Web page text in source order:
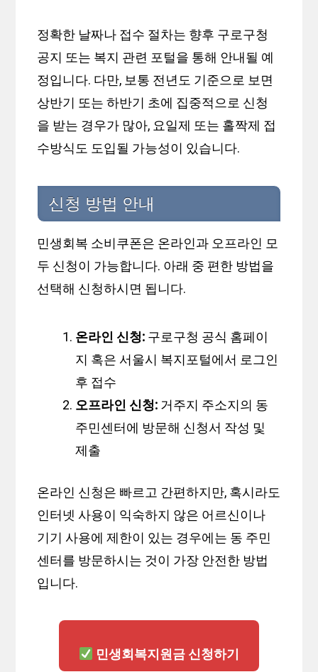
정확한 날짜나 접수 절차는 향후 구로구청
공지 또는 복지 관련 포털을 통해 안내될 예
정입니다. 다만, 보통 전년도 기준으로 보면
상반기 또는 하반기 초에 집중적으로 신청
을 받는 경우가 많아, 요일제 또는 홀짝제 접
수방식도 도입될 가능성이 있습니다.
신청 방법 안내
민생회복 소비쿠폰은 온라인과 오프라인 모
두 신청이 가능합니다. 아래 중 편한 방법을
선택해 신청하시면 됩니다.
온라인 신청: 구로구청 공식 홈페이
지 혹은 서울시 복지포털에서 로그인
후 접수
오프라인 신청: 거주지 주소지의 동
주민센터에 방문해 신청서 작성 및
제출
온라인 신청은 빠르고 간편하지만, 혹시라도
인터넷 사용이 익숙하지 않은 어르신이나
기기 사용에 제한이 있는 경우에는 동 주민
센터를 방문하시는 것이 가장 안전한 방법
입니다.
민생회복지원금 신청하기